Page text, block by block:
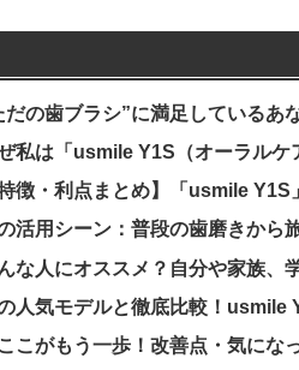
だの歯ブラシ”に満足しているあ
私は「usmile Y1S（オーラルケ
特徴・利点まとめ】「usmile
活用シーン：普段の歯磨きから
な人にオススメ？自分や家族、
人気モデルと徹底比較！usmile
こがもう一歩！改善点・気にな